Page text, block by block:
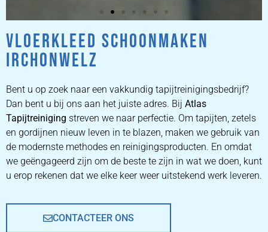
ZETEL
REINIGEN
ZETEL REINIGEN DOOR
PROFESSIONALS
PRIJZEN
VLOERKLEED SCHOONMAKEN
IRCHONWELZ
Bent u op zoek naar een vakkundig tapijtreinigingsbedrijf?
Dan bent u bij ons aan het juiste adres. Bij Atlas
Tapijtreiniging streven we naar perfectie. Om tapijten, zetels
en gordijnen nieuw leven in te blazen, maken we gebruik van
de modernste methodes en reinigingsproducten. En omdat
we geëngageerd zijn om de beste te zijn in wat we doen, kunt
u erop rekenen dat we elke keer weer uitstekend werk leveren.
CONTACTEER ONS